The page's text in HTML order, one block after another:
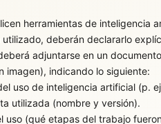
herramientas de inteligencia
deberán declararlo
adjuntarse en un
imagen), indicando lo siguiente:
uso de inteligencia artificial (p.
utilizada (nombre y versión).
uso (qué etapas del trabajo